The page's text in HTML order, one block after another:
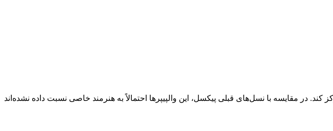
تمرکز کند. در مقایسه با نسل‌های قبلی پیکسل، این والپیپرها احتمالاً به هنرمند خاصی نسبت داده نشده‌اند